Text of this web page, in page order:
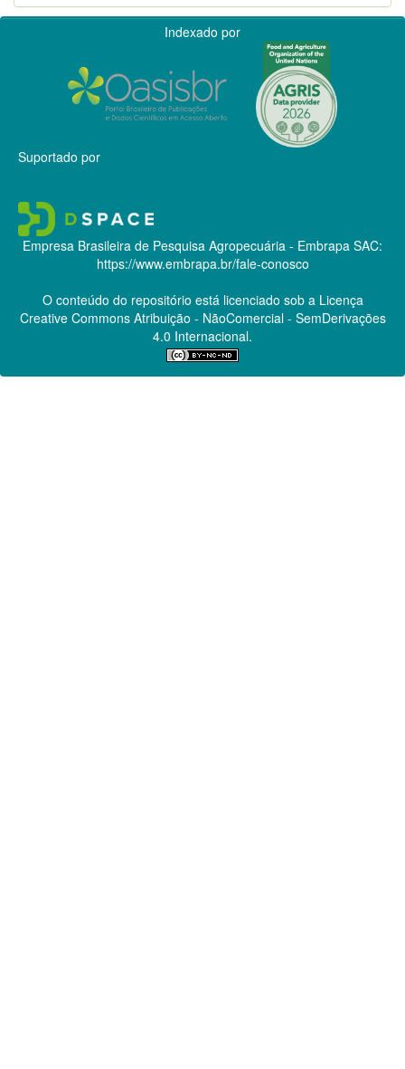
Indexado por
Suportado por
Empresa Brasileira de Pesquisa Agropecuária - Embrapa SAC:
https://www.embrapa.br/fale-conosco
O conteúdo do repositório está licenciado sob a Licença
Creative CommonsAtribuição - NãoComercial - SemDerivações
4.0 Internacional.